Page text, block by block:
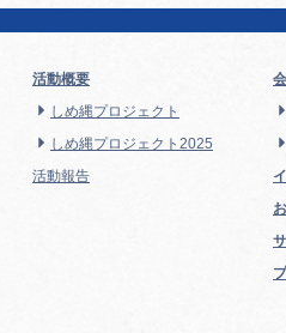
活動概要
しめ縄プロジェクト
しめ縄プロジェクト2025
活動報告